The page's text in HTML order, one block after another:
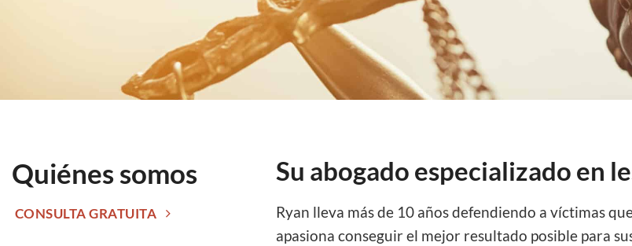
Quiénes somos
CONSULTA GRATUITA
Su abogado especializado en
Ryan lleva más de 10 años defendiendo a víctimas
apasiona conseguir el mejor resultado posible para